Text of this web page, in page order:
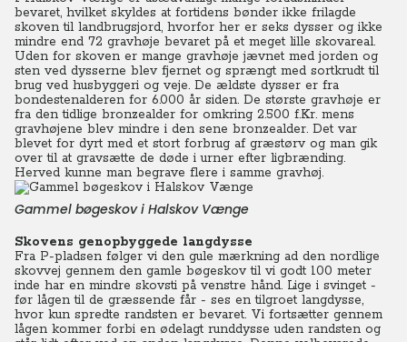
bevaret, hvilket skyldes at fortidens bønder ikke frilagde
skoven til landbrugsjord, hvorfor her er seks dysser og ikke
mindre end 72 gravhøje bevaret på et meget lille skovareal.
Uden for skoven er mange gravhøje jævnet med jorden og
sten ved dysserne blev fjernet og sprængt med sortkrudt til
brug ved husbyggeri og veje. De ældste dysser er fra
bondestenalderen for 6.000 år siden. De største gravhøje er
fra den tidlige bronzealder for omkring 2.500 f.Kr. mens
gravhøjene blev mindre i den sene bronzealder. Det var
blevet for dyrt med et stort forbrug af græstørv og man gik
over til at gravsætte de døde i urner efter ligbrænding.
Herved kunne man begrave flere i samme gravhøj.
Gammel bøgeskov i Halskov Vænge
Skovens genopbyggede langdysse
Fra P-pladsen følger vi den gule mærkning ad den nordlige
skovvej gennem den gamle bøgeskov til vi godt 100 meter
inde har en mindre skovsti på venstre hånd. Lige i svinget -
før lågen til de græssende får - ses en tilgroet langdysse,
hvor kun spredte randsten er bevaret. Vi fortsætter gennem
lågen kommer forbi en ødelagt runddysse uden randsten og